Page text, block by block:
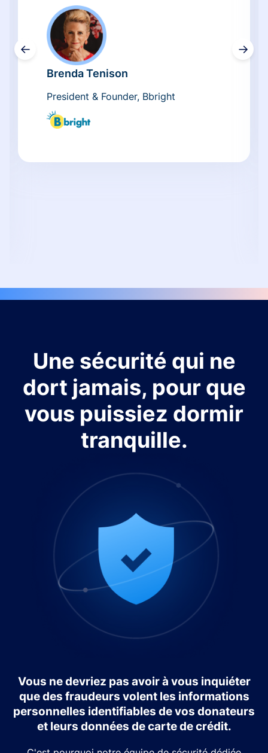
←
Brenda Tenison
President & Founder, Bbright
→
Une sécurité qui ne
dort jamais, pour que
vous puissiez dormir
tranquille.
Vous ne devriez pas avoir à vous inquiéter
que des fraudeurs volent les informations
personnelles identifiables de vos donateurs
et leurs données de carte de crédit.